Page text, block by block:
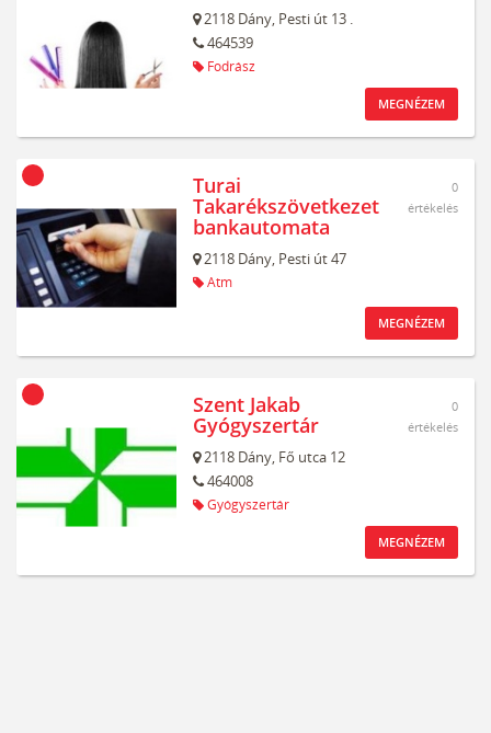
2118 Dány, Pesti út 13 .
464539
Fodrász
MEGNÉZEM
Turai
Takarékszövetkezet
bankautomata
2118 Dány, Pesti út 47
Atm
0
értékelés
MEGNÉZEM
Szent Jakab
Gyógyszertár
2118 Dány, Fő utca 12
464008
Gyógyszertár
0
értékelés
MEGNÉZEM